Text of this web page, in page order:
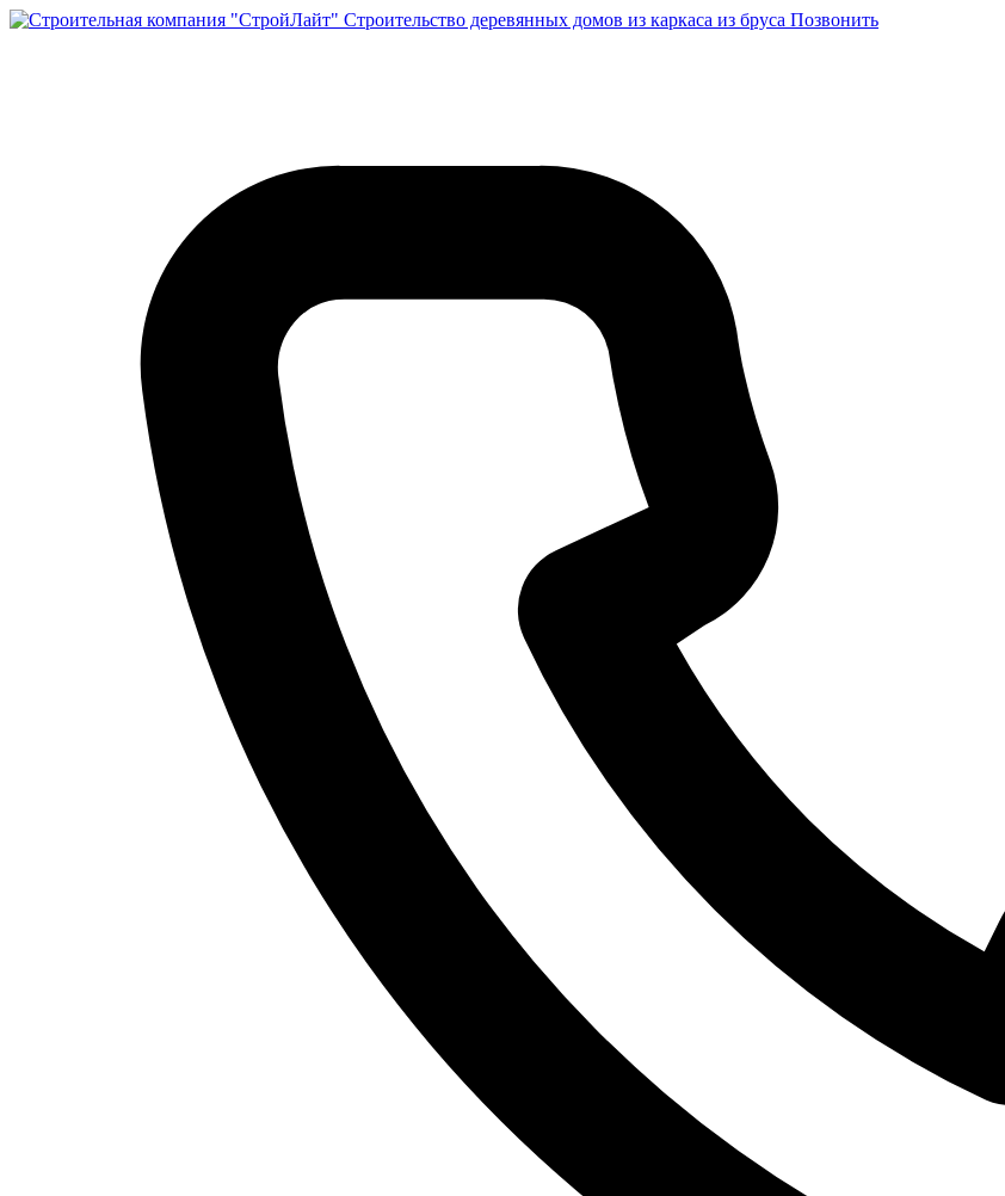
Строительство деревянных домов из каркаса из бруса Позвонить